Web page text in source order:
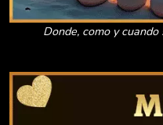
Donde, como y